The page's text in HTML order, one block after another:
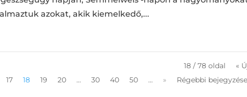
azokat, akik kiemelkedő,...
18 / 78 oldal
«
17 18 19 20 ... 30 40 50 ... » Régebbi